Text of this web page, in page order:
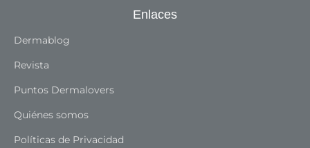
Enlaces
Dermablog
Revista
Puntos Dermalovers
Quiénes somos
Políticas de Privacidad